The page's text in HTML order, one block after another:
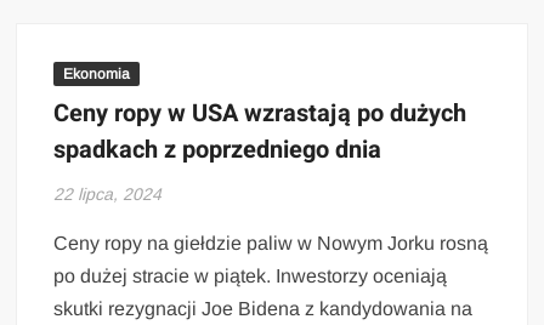
Ekonomia
Ceny ropy w USA wzrastają po dużych
spadkach z poprzedniego dnia
22 lipca, 2024
Ceny ropy na giełdzie paliw w Nowym Jorku rosną
po dużej stracie w piątek. Inwestorzy oceniają
skutki rezygnacji Joe Bidena z kandydowania na